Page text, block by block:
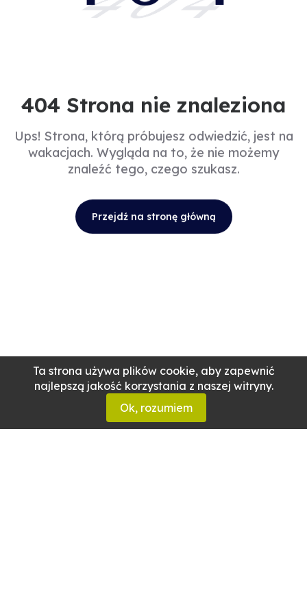
Ta strona używa plików cookie, aby zapewnić
najlepszą jakość korzystania z naszej witryny.
Ok, rozumiem
404 Strona nie znaleziona
Ups! Strona, którą próbujesz odwiedzić, jest na
wakacjach. Wygląda na to, że nie możemy
znaleźć tego, czego szukasz.
Przejdź na stronę główną